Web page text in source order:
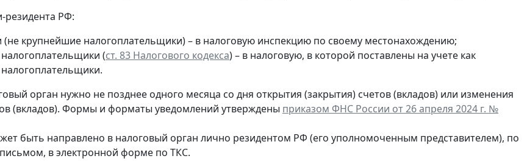
резидента РФ:
(не крупнейшие налогоплательщики) – в налоговую инспекцию по своему местонахождению;
(ст. 83 Налогового кодекса) – в налоговую, в которой поставлены на учете как
орган нужно не позднее одного месяца со дня открытия (закрытия) счетов (вкладов) или изменения
(вкладов). Формы и форматы уведомлений утверждены приказом ФНС России от 26 апреля 2024 г. №
быть направлено в налоговый орган лично резидентом РФ (его уполномоченным представителем), по
в электронной форме по ТКС.